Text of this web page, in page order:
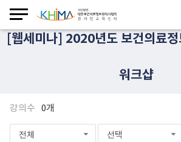
[웹세미나] 2020년도 보건의료
워크샵
강의수 0개
전체 선택